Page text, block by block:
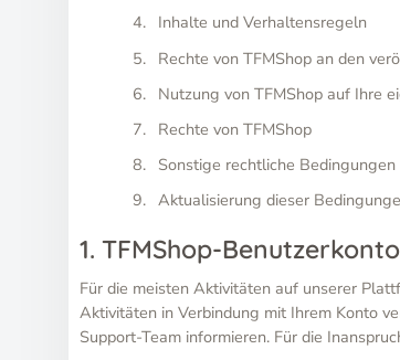
Inhalte und Verhaltensregeln
Rechte von TFMShop an den
Nutzung von TFMShop auf Ihre
Rechte von TFMShop
Sonstige rechtliche Bedingungen
Aktualisierung dieser
1. TFMShop-Benutzerkonto
Für die meisten Aktivitäten auf unserer
Aktivitäten in Verbindung mit Ihrem Konto
Support-Team informieren. Für die